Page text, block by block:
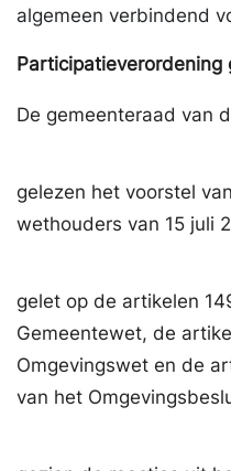
algemeen verbindend
De gemeenteraad van
gelezen het voorstel
wethouders van 15 juli
gelet op de artikelen
Gemeentewet, de
Omgevingswet en de
van het